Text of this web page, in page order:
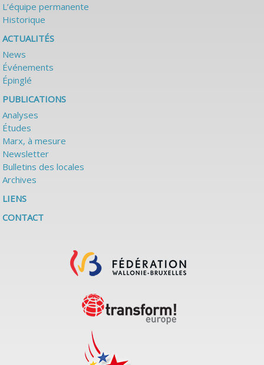
L’équipe permanente
Historique
ACTUALITÉS
News
Événements
Épinglé
PUBLICATIONS
Analyses
Études
Marx, à mesure
Newsletter
Bulletins des locales
Archives
LIENS
CONTACT